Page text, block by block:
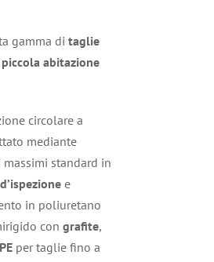
gamma di taglie
piccola abitazione
circolare a
mediante
standard in
e
in poliuretano
con grafite,
per taglie fino a